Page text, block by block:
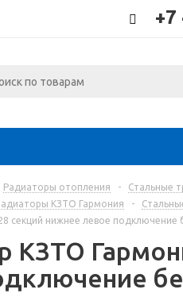
+7
Радиаторы отопления - Стальные
КЗТО Гармония
-
секций нижнее левое подключение
КЗТО